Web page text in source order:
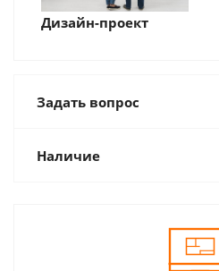
Дизайн-проект
Задать вопрос
Наличие